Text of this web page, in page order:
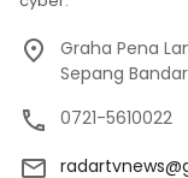
Graha Pena
Sepang
0721-5610022